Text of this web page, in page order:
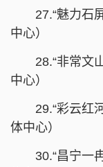
27.“魅力石屏
中心）
28.“非常文山
中心）
29.“彩云红河
体中心）
30.“昌宁一冉